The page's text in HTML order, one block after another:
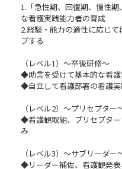
1.「急性期、回復期、慢性
な看護実践能力者の育成
2.経験・能力の適性に応じ
プする
（レベル1）～卒後研修～
◆助言を受けて基本的な看護
◆自立して看護部署の看護
（レベル2）～プリセプター
◆看護観取組、プリセプタ
み
（レベル3）～サブリーダー
◆リーダー補佐、看護観発